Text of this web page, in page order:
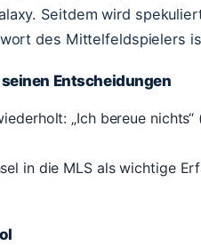
Seitdem wird
des Mittelfeldspielers
Entscheidungen
„Ich bereue nichts“
in die MLS als wichtige